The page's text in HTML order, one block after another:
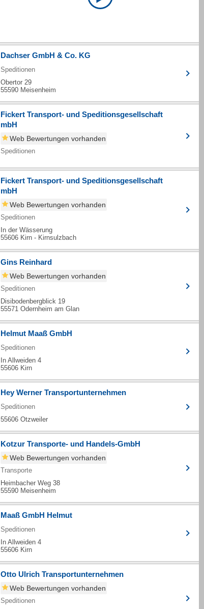
Dachser GmbH & Co. KG
Speditionen
Obertor 29
55590 Meisenheim
Fickert Transport- und Speditionsgesellschaft
mbH
Web Bewertungen vorhanden
Speditionen
Fickert Transport- und Speditionsgesellschaft
mbH
Web Bewertungen vorhanden
Speditionen
In der Wässerung
55606 Kirn - Kirnsulzbach
Gins Reinhard
Web Bewertungen vorhanden
Speditionen
Disibodenbergblick 19
55571 Odernheim am Glan
Helmut Maaß GmbH
Speditionen
In Allweiden 4
55606 Kirn
Hey Werner Transportunternehmen
Speditionen
55606 Otzweiler
Kotzur Transporte- und Handels-GmbH
Web Bewertungen vorhanden
Transporte
Heimbacher Weg 38
55590 Meisenheim
Maaß GmbH Helmut
Speditionen
In Allweiden 4
55606 Kirn
Otto Ulrich Transportunternehmen
Web Bewertungen vorhanden
Speditionen